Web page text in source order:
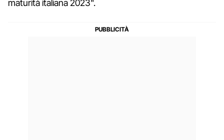
maturità italiana 2023".